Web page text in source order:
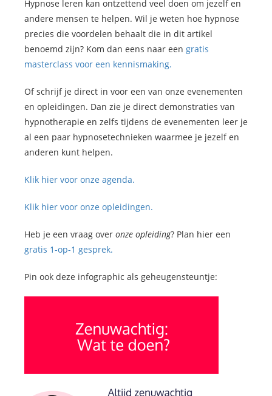
Hypnose leren kan ontzettend veel doen om jezelf en
andere mensen te helpen. Wil je weten hoe hypnose
precies die voordelen behaalt die in dit artikel
benoemd zijn? Kom dan eens naar een gratis
masterclass voor een kennismaking.
Of schrijf je direct in voor een van onze evenementen
en opleidingen. Dan zie je direct demonstraties van
hypnotherapie en zelfs tijdens de evenementen leer je
al een paar hypnosetechnieken waarmee je jezelf en
anderen kunt helpen.
Klik hier voor onze agenda.
Klik hier voor onze opleidingen.
Heb je een vraag over onze opleiding? Plan hier een
gratis 1-op-1 gesprek.
Pin ook deze infographic als geheugensteuntje: